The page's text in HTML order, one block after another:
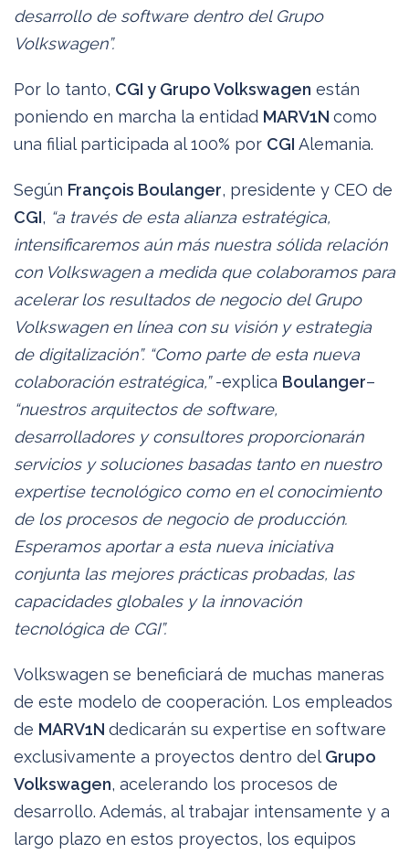
desarrollo de software dentro del Grupo
Volkswagen”.
Por lo tanto, CGI y Grupo Volkswagen están
poniendo en marcha la entidad MARV1N como
una filial participada al 100% por CGI Alemania.
Según François Boulanger, presidente y CEO de
CGI, “a través de esta alianza estratégica,
intensificaremos aún más nuestra sólida relación
con Volkswagen a medida que colaboramos para
acelerar los resultados de negocio del Grupo
Volkswagen en línea con su visión y estrategia
de digitalización”. “Como parte de esta nueva
colaboración estratégica,”-explica Boulanger–
“nuestros arquitectos de software,
desarrolladores y consultores proporcionarán
servicios y soluciones basadas tanto en nuestro
expertise tecnológico como en el conocimiento
de los procesos de negocio de producción.
Esperamos aportar a esta nueva iniciativa
conjunta las mejores prácticas probadas, las
capacidades globales y la innovación
tecnológica de CGI”.
Volkswagen se beneficiará de muchas maneras
de este modelo de cooperación. Los empleados
de MARV1N dedicarán su expertise en software
exclusivamente a proyectos dentro delGrupo
Volkswagen, acelerando los procesos de
desarrollo. Además, al trabajar intensamente y a
largo plazo en estos proyectos, los equipos